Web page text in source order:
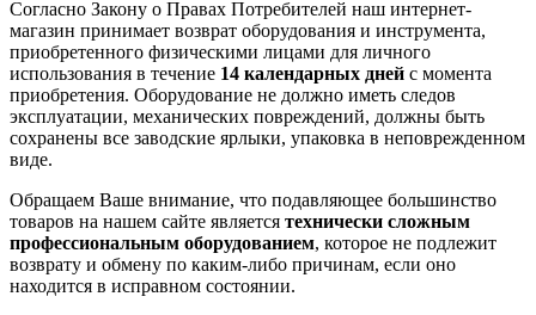
Согласно Закону о Правах Потребителей наш интернет-
магазин принимает возврат оборудования и инструмента,
приобретенного физическими лицами для личного
использования в течение 14 календарных дней с момента
приобретения. Оборудование не должно иметь следов
эксплуатации, механических повреждений, должны быть
сохранены все заводские ярлыки, упаковка в неповрежденном
виде.
Обращаем Ваше внимание, что подавляющее большинство
товаров на нашем сайте является технически сложным
профессиональным оборудованием, которое не подлежит
возврату и обмену по каким-либо причинам, если оно
находится в исправном состоянии.